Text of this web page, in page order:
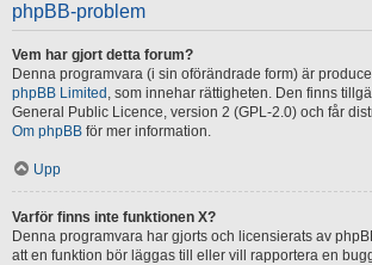
phpBB-problem
Vem har gjort detta forum?
Denna programvara (i sin oförändrade form) är
phpBB Limited , som innehar rättigheten. Den finns
General Public Licence, version 2 (GPL-2.0) och får
Om phpBB för mer information.
Upp
Varför finns inte funktionen X?
Denna programvara har gjorts och licensierats av
att en funktion bör läggas till eller vill rapportera en